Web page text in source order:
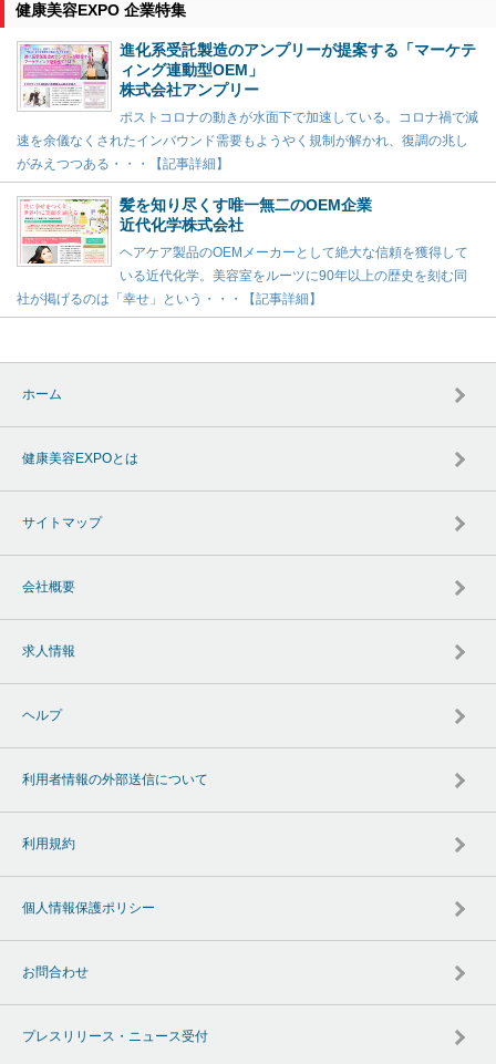
健康美容EXPO 企業特集
進化系受託製造のアンプリーが提案する「マーケテ
ィング連動型OEM」
株式会社アンプリー
ポストコロナの動きが水面下で加速している。コロナ禍で減
速を余儀なくされたインバウンド需要もようやく規制が解かれ、復調の兆し
がみえつつある・・・【記事詳細】
髪を知り尽くす唯一無二のOEM企業
近代化学株式会社
ヘアケア製品のOEMメーカーとして絶大な信頼を獲得して
いる近代化学。美容室をルーツに90年以上の歴史を刻む同
社が掲げるのは「幸せ」という・・・【記事詳細】
ホーム
健康美容EXPOとは
サイトマップ
会社概要
求人情報
ヘルプ
利用者情報の外部送信について
利用規約
個人情報保護ポリシー
お問合わせ
プレスリリース・ニュース受付